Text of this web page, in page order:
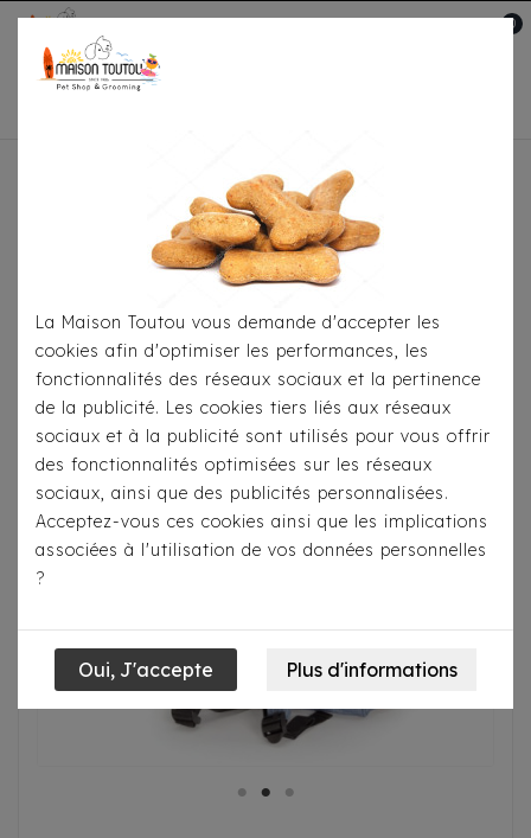
0
Pour Le Transport
Sac À Dos Camon - Blue Jeans
La Maison Toutou vous demande d'accepter les
cookies afin d'optimiser les performances, les
fonctionnalités des réseaux sociaux et la pertinence
de la publicité. Les cookies tiers liés aux réseaux
sociaux et à la publicité sont utilisés pour vous offrir
des fonctionnalités optimisées sur les réseaux
sociaux, ainsi que des publicités personnalisées.
Acceptez-vous ces cookies ainsi que les implications
associées à l'utilisation de vos données personnelles
?